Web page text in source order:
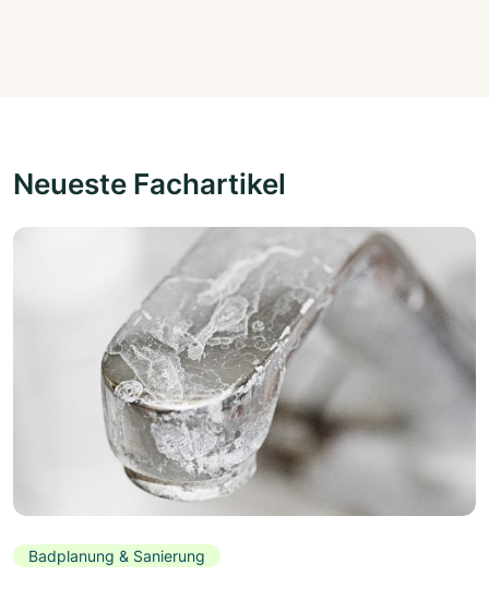
Neueste Fachartikel
Badplanung & Sanierung